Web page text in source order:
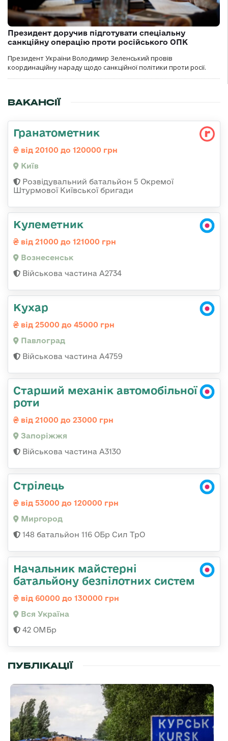
Президент доручив підготувати спеціальну
санкційну операцію проти російського ОПК
Президент України Володимир Зеленський провів
координаційну нараду щодо санкційної політики проти росії.
ВАКАНСІЇ
Гранатометник
від 20100 до 120000 грн
Київ
Розвідувальний батальйон 5 Окремої
Штурмової Київської бригади
Кулеметник
від 21000 до 121000 грн
Вознесенськ
Військова частина А2734
Кухар
від 25000 до 45000 грн
Павлоград
Військова частина А4759
Старший механік автомобільної
роти
від 21000 до 23000 грн
Запоріжжя
Військова частина А3130
Стрілець
від 53000 до 120000 грн
Миргород
148 батальйон 116 ОБр Сил ТрО
Начальник майстерні
батальйону безпілотних систем
від 60000 до 130000 грн
Вся Україна
42 ОМБр
ПУБЛІКАЦІЇ